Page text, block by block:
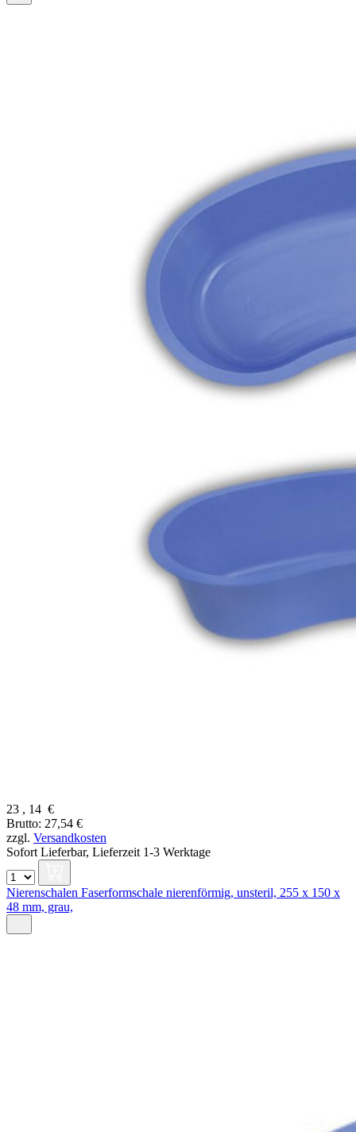
23 , 14 €
Brutto: 27,54 €
zzgl. Versandkosten
Sofort Lieferbar, Lieferzeit 1-3 Werktage
Nierenschalen Faserformschale nierenförmig, unsteril, 255 x 150 x
48 mm, grau,